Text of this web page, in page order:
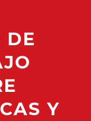
DE
Y